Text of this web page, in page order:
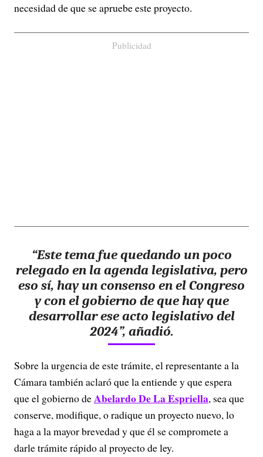
necesidad de que se apruebe este proyecto.
Publicidad
“Este tema fue quedando un poco
relegado en la agenda legislativa, pero
eso sí, hay un consenso en el Congreso
y con el gobierno de que hay que
desarrollar ese acto legislativo del
2024”, añadió.
Sobre la urgencia de este trámite, el representante a la
Cámara también aclaró que la entiende y que espera
que el gobierno deAbelardo De La Espriella, sea que
conserve, modifique, o radique un proyecto nuevo, lo
haga a la mayor brevedad y que él se compromete a
darle trámite rápido al proyecto de ley.